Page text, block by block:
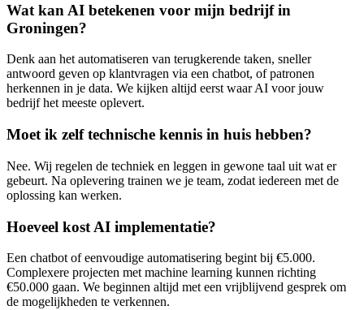
Wat kan AI betekenen voor mijn bedrijf in
Groningen?
Denk aan het automatiseren van terugkerende taken, sneller
antwoord geven op klantvragen via een chatbot, of patronen
herkennen in je data. We kijken altijd eerst waar AI voor jouw
bedrijf het meeste oplevert.
Moet ik zelf technische kennis in huis hebben?
Nee. Wij regelen de techniek en leggen in gewone taal uit wat er
gebeurt. Na oplevering trainen we je team, zodat iedereen met de
oplossing kan werken.
Hoeveel kost AI implementatie?
Een chatbot of eenvoudige automatisering begint bij €5.000.
Complexere projecten met machine learning kunnen richting
€50.000 gaan. We beginnen altijd met een vrijblijvend gesprek om
de mogelijkheden te verkennen.